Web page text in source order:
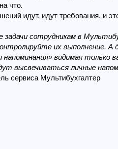
что.
идут, идут требования, и
сотрудникам в
их выполнение. А
напоминания» видимая только
высвечиваться личные
сервиса Мультибухгалтер